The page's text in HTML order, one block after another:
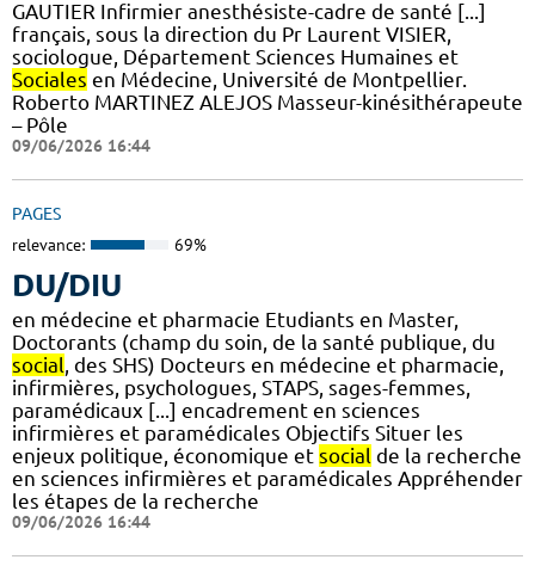
GAUTIER Infirmier anesthésiste-cadre de santé [...]
français, sous la direction du Pr Laurent VISIER,
sociologue, Département Sciences Humaines et
Sociales en Médecine, Université de Montpellier.
Roberto MARTINEZ ALEJOS Masseur-kinésithérapeute
– Pôle
09/06/2026 16:44
PAGES
relevance: 69%
DU/DIU
en médecine et pharmacie Etudiants en Master,
Doctorants (champ du soin, de la santé publique, du
social , des SHS) Docteurs en médecine et pharmacie,
infirmières, psychologues, STAPS, sages-femmes,
paramédicaux [...] encadrement en sciences
infirmières et paramédicales Objectifs Situer les
enjeux politique, économique et social de la recherche
en sciences infirmières et paramédicales Appréhender
les étapes de la recherche
09/06/2026 16:44